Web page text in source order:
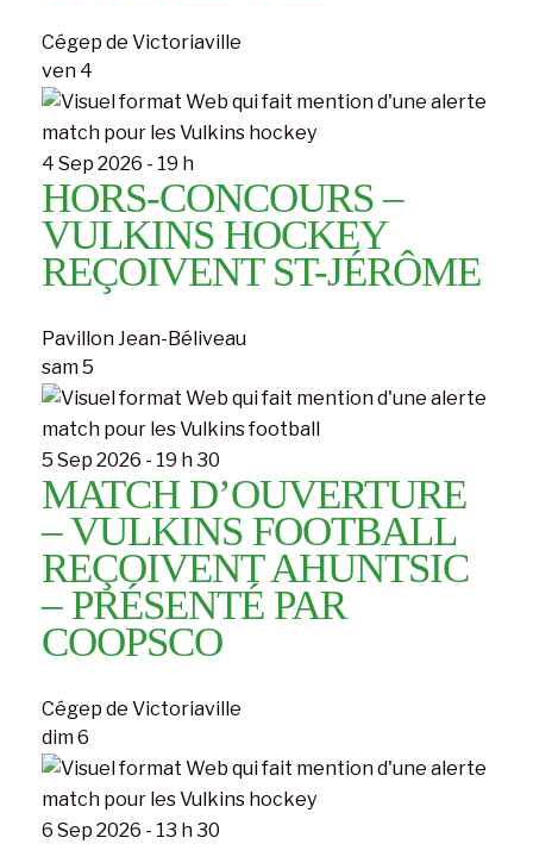
Cégep de Victoriaville
ven 4
4 Sep 2026 - 19 h
HORS-CONCOURS –
VULKINS HOCKEY
REÇOIVENT ST-JÉRÔME
Pavillon Jean-Béliveau
sam5
5 Sep 2026 - 19 h 30
MATCH D’OUVERTURE
– VULKINS FOOTBALL
REÇOIVENT AHUNTSIC
– PRÉSENTÉ PAR
COOPSCO
Cégep de Victoriaville
dim6
6 Sep 2026 - 13 h 30